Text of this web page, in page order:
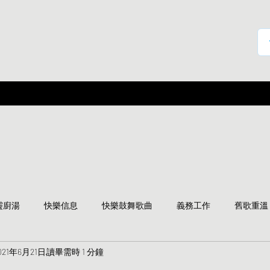
廚湯 快樂信息 快樂鼓舞歌曲 義務工作 舊歌重溫
年6月21日讀畢需時 1 分鐘